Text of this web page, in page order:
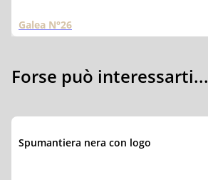
Galea N°26
Forse può interessarti...
Spumantiera nera con logo